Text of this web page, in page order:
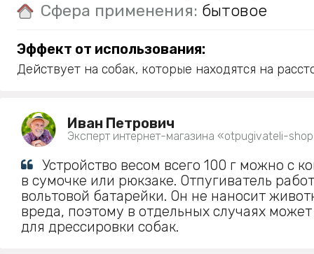
Сфера применения: бытовое
Эффект от использования:
Действует на собак, которые находятся на
Иван Петрович
Эксперт интернет-магазина «otpugivateli-
Устройство весом всего 100 г можно с
в сумочке или рюкзаке. Отпугиватель
вольтовой батарейки. Он не наносит
вреда, поэтому в отдельных случаях может
для дрессировки собак.